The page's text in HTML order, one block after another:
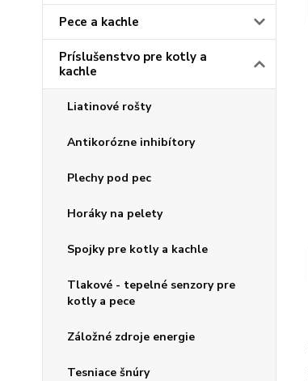
Pece a kachle
Príslušenstvo pre kotly a
kachle
Liatinové rošty
Antikorózne inhibítory
Plechy pod pec
Horáky na pelety
Spojky pre kotly a kachle
Tlakové - tepelné senzory pre
kotly a pece
Záložné zdroje energie
Tesniace šnúry